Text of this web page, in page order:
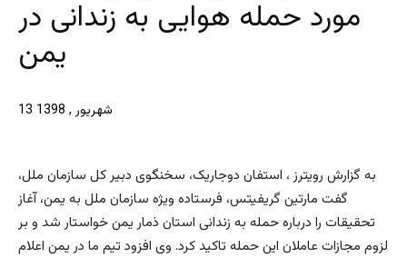
مورد حمله هوایی به زندانی در
یمن
13 شهریور , 1398
به گزارش رویترز ، استفان دوجاریک، سخنگوی دبیر کل سازمان ملل،
گفت مارتین گریفیتس، فرستاده ویژه سازمان ملل به یمن، آغاز
تحقیقات را درباره حمله به زندانی استان ذمار یمن خواستار شد و بر
لزوم مجازات عاملان این حمله تاکید کرد. وی افزود تیم ما در یمن اعلام